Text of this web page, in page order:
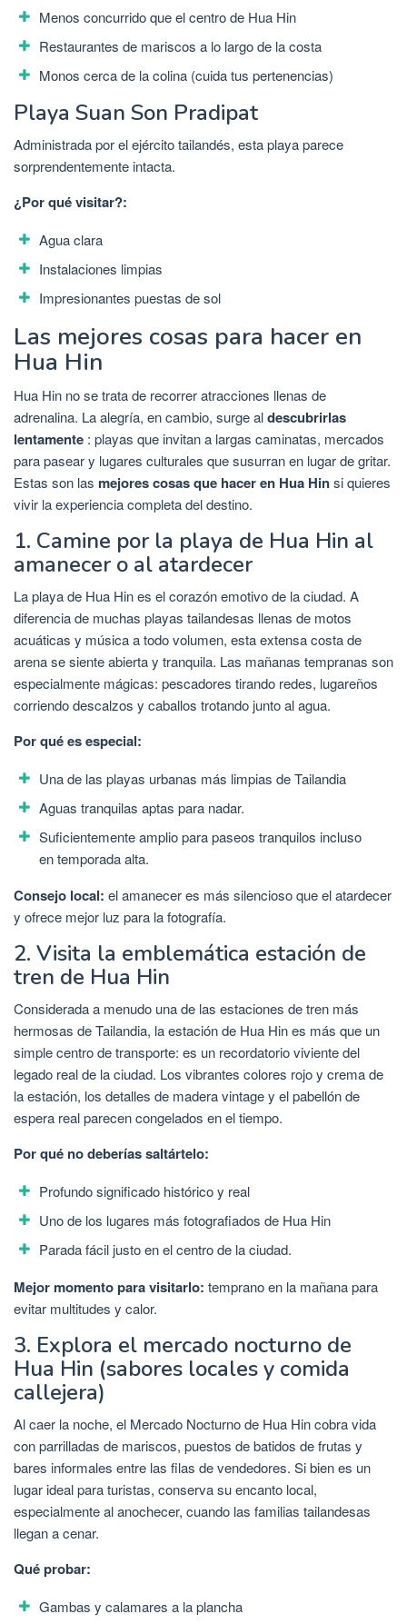
Menos concurrido que el centro de Hua Hin
Restaurantes de mariscos a lo largo de la costa
Monos cerca de la colina (cuida tus pertenencias)
Playa Suan Son Pradipat
Administrada por el ejército tailandés, esta playa parece
sorprendentemente intacta.
¿Por qué visitar?:
Agua clara
Instalaciones limpias
Impresionantes puestas de sol
Las mejores cosas para hacer en
Hua Hin
Hua Hin no se trata de recorrer atracciones llenas de
adrenalina. La alegría, en cambio, surge aldescubrirlas
lentamente : playas que invitan a largas caminatas, mercados
para pasear y lugares culturales que susurran en lugar de gritar.
Estas son las mejores cosas que hacer en Hua Hinsi quieres
vivir la experiencia completa del destino.
1. Camine por la playa de Hua Hin al
amanecer o al atardecer
La playa de Hua Hin es el corazón emotivo de la ciudad. A
diferencia de muchas playas tailandesas llenas de motos
acuáticas y música a todo volumen, esta extensa costa de
arena se siente abierta y tranquila. Las mañanas tempranas son
especialmente mágicas: pescadores tirando redes, lugareños
corriendo descalzos y caballos trotando junto al agua.
Por qué es especial:
Una de las playas urbanas más limpias de Tailandia
Aguas tranquilas aptas para nadar.
Suficientemente amplio para paseos tranquilos incluso
en temporada alta.
Consejo local: el amanecer es más silencioso que el atardecer
y ofrece mejor luz para la fotografía.
2. Visita la emblemática estación de
tren de Hua Hin
Considerada a menudo una de las estaciones de tren más
hermosas de Tailandia, la estación de Hua Hin es más que un
simple centro de transporte: es un recordatorio viviente del
legado real de la ciudad. Los vibrantes colores rojo y crema de
la estación, los detalles de madera vintage y el pabellón de
espera real parecen congelados en el tiempo.
Por qué no deberías saltártelo:
Profundo significado histórico y real
Uno de los lugares más fotografiados de Hua Hin
Parada fácil justo en el centro de la ciudad.
Mejor momento para visitarlo: temprano en la mañana para
evitar multitudes y calor.
3. Explora el mercado nocturno de
Hua Hin (sabores locales y comida
callejera)
Al caer la noche, el Mercado Nocturno de Hua Hin cobra vida
con parrilladas de mariscos, puestos de batidos de frutas y
bares informales entre las filas de vendedores. Si bien es un
lugar ideal para turistas, conserva su encanto local,
especialmente al anochecer, cuando las familias tailandesas
llegan a cenar.
Qué probar:
Gambas y calamares a la plancha